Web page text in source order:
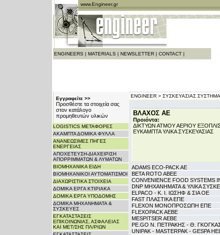
www.Engineer.gr
ENGINEERS | MATERIALS | NEWSLETTER| CONTACT|
Εγγραφείτε >>
Προσθέστε τα στοιχεία σας
στον κατάλογο
προμηθευτών υλικών
LOGISTICS ΜΕΤΑΦΟΡΕΣ
ΑΚΑΜΠΤΑ ΔΟΜΙΚΑ ΦΥΛΛΑ
ΑΝΑΝΕΩΣΙΜΕΣ ΠΗΓΕΣ
ΕΝΕΡΓΕΙΑΣ
ΑΠΟΧΕΤΕΥΣΗ-ΔΙΑΧΕΙΡΙΣΗ
ΑΠΟΡΡΙΜΜΑΤΩΝ & ΛΥΜΑΤΩΝ
ΒΙΟΜΗΧΑΝΙΚΑ ΕΙΔΗ
ΒΙΟΜΗΧΑΝΙΚΟΙ ΑΥΤΟΜΑΤΙΣΜΟΙ
ΔΙΑΧΩΡΙΣΤΙΚΑ ΣΤΟΙΧΕΙΑ
ΔΟΜΙΚΑ ΕΡΓΑ ΚΤΙΡΙΑΚΑ
ΔΟΜΙΚΑ ΕΡΓΑ ΥΠΟΔΟΜΗΣ
ΔΟΜΙΚΑ ΜΗΧΑΝΗΜΑΤΑ &
ΣΥΣΚΕΥΕΣ
ΕΓΚΑΤΑΣΤΑΣΕΙΣ
ΕΠΙΚΟΙΝΩΝΙΑΣ, ΑΣΦΑΛΕΙΑΣ
ΚΑΙ ΜΕΤ/ΣΗΣ ΠΛ/ΡΙΩΝ
ENGINEER > ΣΥΣΚΕΥΑΣΙΑΣ
ΒΛΑΧΟΣ ΑΕ
Προιόντα:
ΔΙΚΤΥΩΝ ΑΤΜΟΥ ΑΕΡΙΟΥ
ΕΥΚΑΜΠΤΑ ΥΛΙΚΑ ΣΥΣΚΕΥΑΣΙΑΣ
ADAMS ECO-PACK AE
BETA ROTO ABEE
CONVENIENCE FOOD SYSTEMS
DNP ΜΗΧΑΝΗΜΑΤΑ & ΥΛΙΚΑ
ELPACO - Κ. Ι. ΙΩΣΗΦ & ΣΙΑ OE
FAST ΠΛΑΣΤΙΚΑ ΕΠΕ
FLEXON ΜΟΝΟΠΡΟΣΩΠΗ ΕΠΕ
FLEXOPACK AEBE
MESPITSER AEBE
PE.GO Ν. ΠΕΤΡΑΚΗΣ - Θ.
UNIPAK - MASTERPAK - GESPA